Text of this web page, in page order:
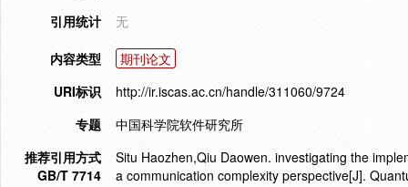
引用统计
无
内容类型
期刊论文
URI标识
http://ir.iscas.ac.cn/handle/311060/9724
专题
中国科学院软件研究所
推荐引用方式
GB/T 7714
Situ Haozhen,Qiu Daowen. investigating the
a communication complexity perspective[J].